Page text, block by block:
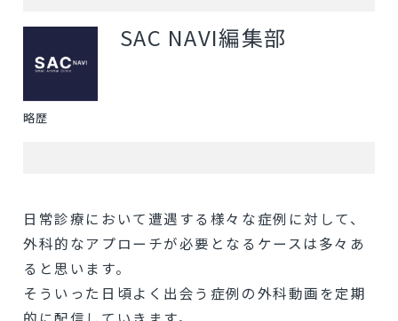
SAC NAVI編集部
略歴
日常診療において遭遇する様々な症例に対して、
外科的なアプローチが必要となるケースは多々あ
ると思います。
そういった日頃よく出会う症例の外科動画を定期